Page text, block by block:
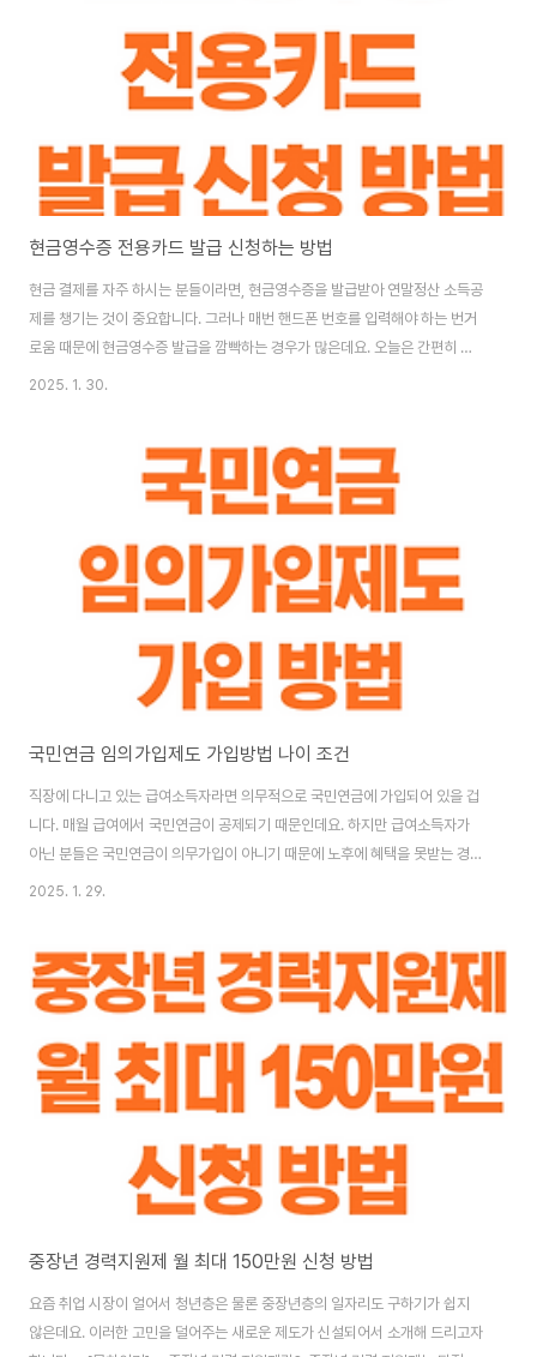
현금영수증 전용카드 발급 신청하는 방법
현금 결제를 자주 하시는 분들이라면, 현금영수증을 발급받아 연말정산 소득공
제를 챙기는 것이 중요합니다. 그러나 매번 핸드폰 번호를 입력해야 하는 번거
로움 때문에 현금영수증 발급을 깜빡하는 경우가 많은데요. 오늘은 간편히 현
금영수증 전용카드를 발급 받는 방법에 대해 알아보겠습니다. [목차여기] 현
니다. 이를 통해 연말정산 시 소득공제를 받을 수 있으며, 현금 사용이 많은 소
비자들에게 유용합니다. 국세청 홈택스를 통해 간편하게 발급할 수 있으며, 발
급 후 카드 번호를 홈택스에 등록해야 소득공제 혜택을 받을 수 있습니다. 1인
당 1매만 발급 가능하며, 다..
2025. 1. 30.
국민연금 임의가입제도 가입방법 나이 조건
직장에 다니고 있는 급여소득자라면 의무적으로 국민연금에 가입되어 있을 겁
니다. 매월 급여에서 국민연금이 공제되기 때문인데요. 하지만 급여소득자가
아닌 분들은 국민연금이 의무가입이 아니기 때문에 노후에 혜택을 못받는 경우
가 있습니다. 이런 것을 방지하기 위해 임의가입제도라는 것이 있는데요. 오늘
소득활동을 하는 동안 보험료를 의무적으로 납부하여 연금 개시 나이가 되면
사망 시까지 본인에게 지급하는 연금 제도를 말합니다. 국민연금은 공적 연금
고 일반 사보험과 달리 영업 이익을 추구하지 ..
2025. 1. 29.
중장년 경력지원제 월 최대 150만원 신청 방법
요즘 취업 시장이 얼어서 청년층은 물론 중장년층의 일자리도 구하기가 쉽지
않은데요. 이러한 고민을 덜어주는 새로운 제도가 신설되어서 소개해 드리고자